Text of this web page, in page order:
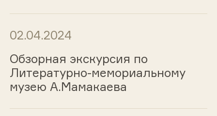
02.04.2024
Обзорная экскурсия по
Литературно-мемориальному
музею А.Мамакаева